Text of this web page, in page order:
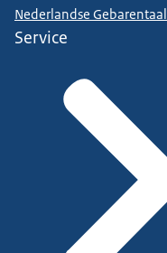
Nederlandse Gebarentaal
Service